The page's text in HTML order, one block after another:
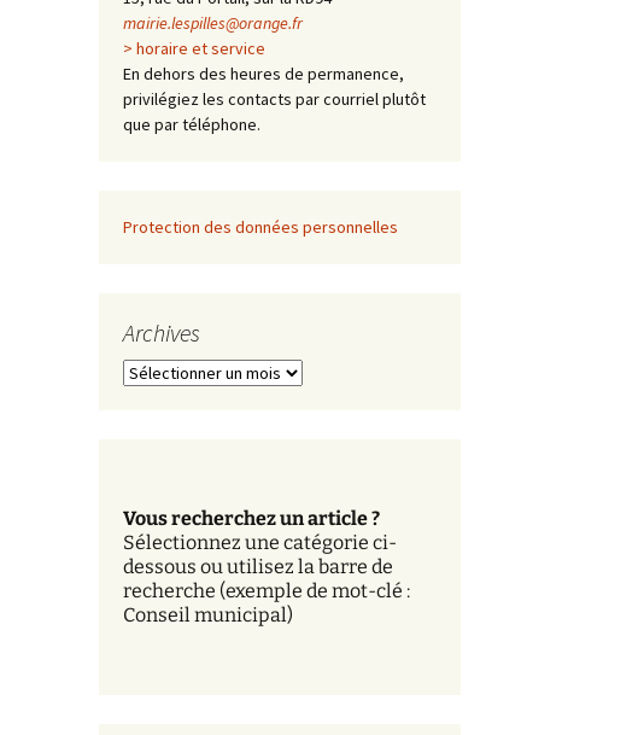
mairie.lespilles@orange.fr
> horaire et service
En dehors des heures de permanence,
privilégiez les contacts par courriel plutôt
que par téléphone.
Protection des données personnelles
Archives
A
e
s
Vous recherchez un article ?
Sélectionnez une catégorie ci-
dessous ou utilisez la barre de
recherche (exemple de mot-clé :
Conseil municipal)